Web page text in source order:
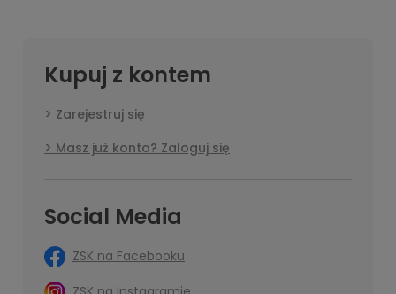
Kupuj z kontem
Zarejestruj się
Masz już konto? Zaloguj się
Social Media
ZSK na Facebooku